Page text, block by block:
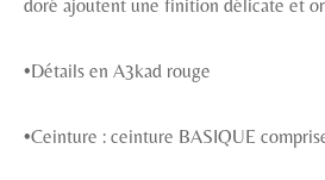
doré ajoutent une finition délicate et
•Détails en A3kad rouge
•Ceinture : ceinture BASIQUE